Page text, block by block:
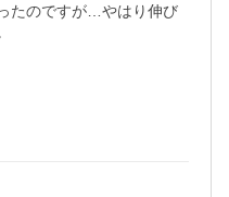
たのですが…やはり伸び